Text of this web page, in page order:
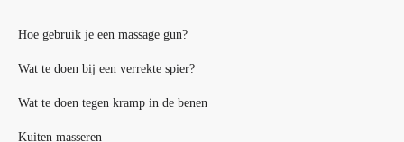
Hoe gebruik je een massage gun?
Wat te doen bij een verrekte spier?
Wat te doen tegen kramp in de benen
Kuiten masseren